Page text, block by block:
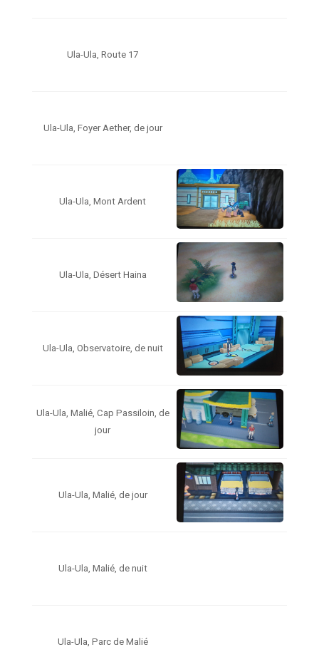
Ula-Ula, Route 17
Ula-Ula, Foyer Aether, de jour
Ula-Ula, Mont Ardent
Ula-Ula, Désert Haina
Ula-Ula, Observatoire, de nuit
Ula-Ula, Malié, Cap Passiloin, de
jour
Ula-Ula, Malié, de jour
Ula-Ula, Malié, de nuit
Ula-Ula, Parc de Malié